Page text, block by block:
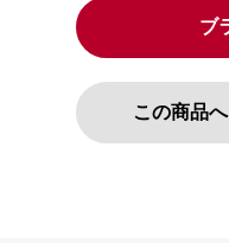
ブ
この商品